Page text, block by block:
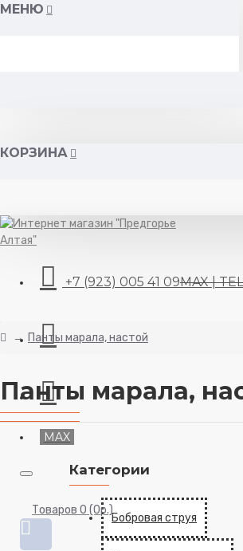
МЕНЮ
КОРЗИНА
+7 (923) 005 41 09MAX |
MAX
Товаров 0 (0р.)
Панты марала, настой
Панты марала,
Категории
Бобровая струя